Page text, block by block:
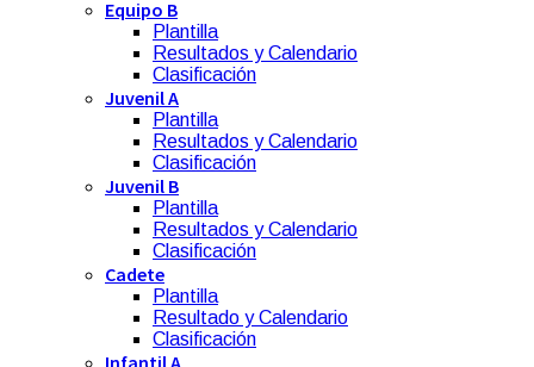
Equipo B
Plantilla
Resultados y Calendario
Clasificación
Juvenil A
Plantilla
Resultados y Calendario
Clasificación
Juvenil B
Plantilla
Resultados y Calendario
Clasificación
Cadete
Plantilla
Resultado y Calendario
Clasificación
Infantil A